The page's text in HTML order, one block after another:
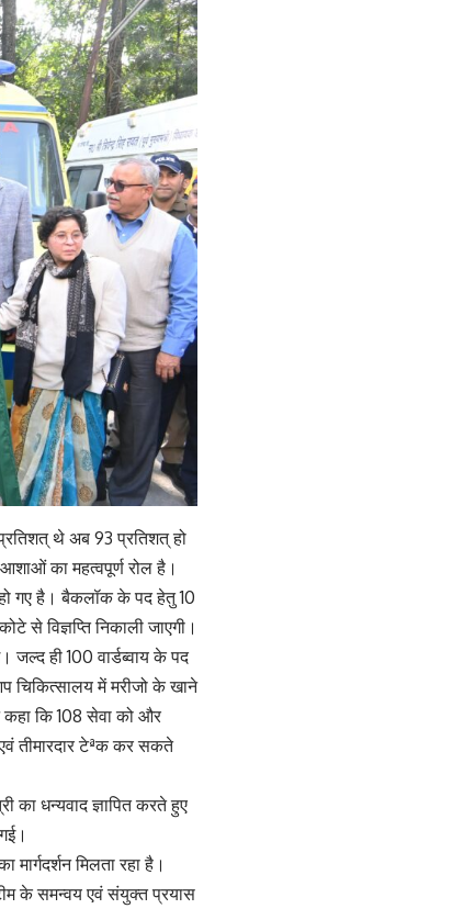
थे अब 93 प्रतिशत् हो
का महत्वपूर्ण रोल है।
हो गए है। बैकलॉक के पद हेतु 10
से विज्ञप्ति निकाली जाएगी।
ही 100 वार्डब्वाय के पद
चिकित्सालय में मरीजो के खाने
कहा कि 108 सेवा को और
तीमारदार टेªक कर सकते
का धन्यवाद ज्ञापित करते हुए
मिलता रहा है।
के समन्वय एवं संयुक्त प्रयास